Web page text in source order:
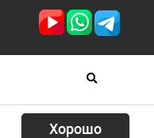
Хорошо